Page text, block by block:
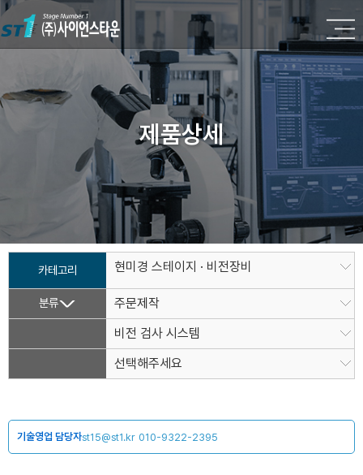
제품상세
카테고리 현미경 스테이지 · 비전장비
분류
주문제작
비전 검사 시스템
선택해주세요
기술영업 담당자st15@st1.kr 010-9322-2395